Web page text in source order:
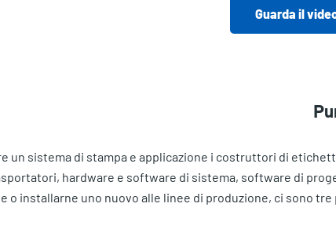
Guarda il
un sistema di stampa e applicazione i costruttori di
hardware e software di sistema, software di
o installarne uno nuovo alle linee di produzione, ci sono